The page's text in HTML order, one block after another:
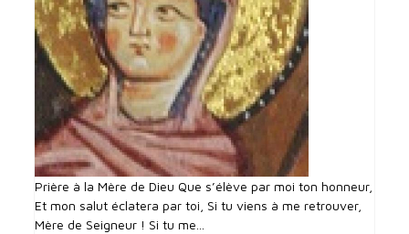
Prière à la Mère de Dieu Que s’élève par moi ton honneur,
Et mon salut éclatera par toi, Si tu viens à me retrouver,
Mère de Seigneur ! Si tu me...